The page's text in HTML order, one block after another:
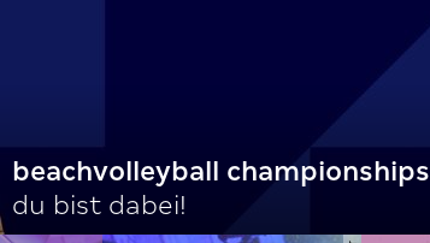
beachvolleyball championships
du bist dabei!